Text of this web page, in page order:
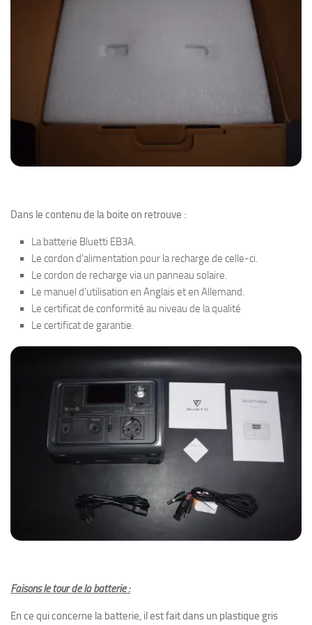
Dans le contenu de la boite on retrouve :
La batterie Bluetti EB3A.
Le cordon d’alimentation pour la recharge de celle-ci.
Le cordon de recharge via un panneau solaire.
Le manuel d’utilisation en Anglais et en Allemand.
Le certificat de conformité au niveau de la qualité
Le certificat de garantie.
Faisons le tour de la batterie :
En ce qui concerne la batterie, il est fait dans un plastique gris